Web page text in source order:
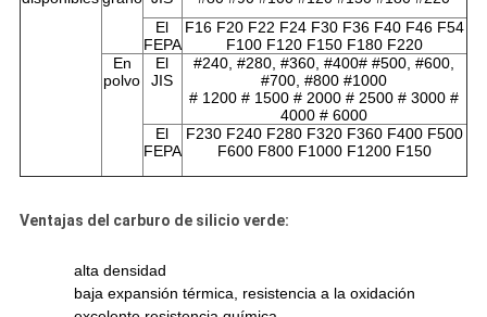
El
FEPA
F16 F20 F22 F24 F30 F36 F40 F46 F54
F100 F120 F150 F180 F220
En
polvo
El
JIS
#240, #280, #360, #400# #500, #600,
#700, #800 #1000
# 1200 # 1500 # 2000 # 2500 # 3000 #
4000 # 6000
El
FEPA
F230 F240 F280 F320 F360 F400 F500
F600 F800 F1000 F1200 F150
Ventajas del carburo de silicio verde:
alta densidad
baja expansión térmica, resistencia a la oxidación